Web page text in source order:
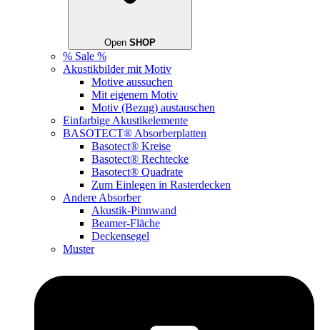
Open SHOP
% Sale %
Akustikbilder mit Motiv
Motive aussuchen
Mit eigenem Motiv
Motiv (Bezug) austauschen
Einfarbige Akustikelemente
BASOTECT® Absorberplatten
Basotect® Kreise
Basotect® Rechtecke
Basotect® Quadrate
Zum Einlegen in Rasterdecken
Andere Absorber
Akustik-Pinnwand
Beamer-Fläche
Deckensegel
Muster